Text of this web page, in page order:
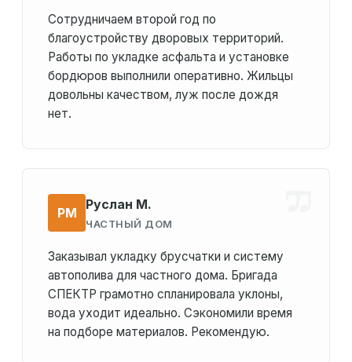
Сотрудничаем второй год по
благоустройству дворовых территорий.
Работы по укладке асфальта и установке
бордюров выполнили оперативно. Жильцы
довольны качеством, луж после дождя
нет.
РМ
Руслан М.
ЧАСТНЫЙ ДОМ
Заказывал укладку брусчатки и систему
автополива для частного дома. Бригада
СПЕКТР грамотно спланировала уклоны,
вода уходит идеально. Сэкономили время
на подборе материалов. Рекомендую.